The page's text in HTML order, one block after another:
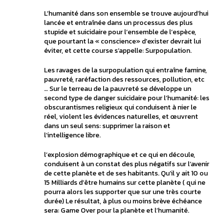
L’humanité dans son ensemble se trouve aujourd’hui
lancée et entraînée dans un processus des plus
stupide et suicidaire pour l’ensemble de l’espèce,
que pourtant la « conscience» d’exister devrait lui
éviter, et cette course s’appelle: Surpopulation.
Les ravages de la surpopulation qui entraîne famine,
pauvreté, raréfaction des ressources, pollution, etc
… Sur le terreau de la pauvreté se développe un
second type de danger suicidaire pour l’humanité: les
obscurantismes religieux qui conduisent à nier le
réel, violent les évidences naturelles, et œuvrent
dans un seul sens: supprimer la raison et
l’intelligence libre.
l’explosion démographique et ce qui en découle,
conduisent à un constat des plus négatifs sur l’avenir
de cette planète et de ses habitants. Qu’il y ait 10 ou
15 Milliards d’être humains sur cette planète ( qui ne
pourra alors les supporter que sur une très courte
durée) Le résultat, à plus ou moins brève échéance
sera: Game Over pour la planète et l’humanité.